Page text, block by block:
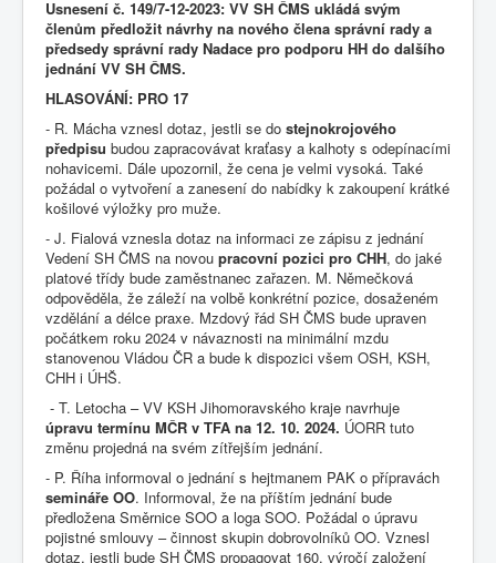
Usnesení č. 149/7-12-2023: VV SH ČMS ukládá svým
členům předložit návrhy na nového člena správní rady a
předsedy správní rady Nadace pro podporu HH do dalšího
jednání VV SH ČMS.
HLASOVÁNÍ: PRO 17
- R. Mácha vznesl dotaz, jestli se do stejnokrojového
předpisu budou zapracovávat kraťasy a kalhoty s odepínacími
nohavicemi. Dále upozornil, že cena je velmi vysoká. Také
požádal o vytvoření a zanesení do nabídky k zakoupení krátké
košilové výložky pro muže.
- J. Fialová vznesla dotaz na informaci ze zápisu z jednání
Vedení SH ČMS na novou pracovní pozici pro CHH, do jaké
platové třídy bude zaměstnanec zařazen. M. Němečková
odpověděla, že záleží na volbě konkrétní pozice, dosaženém
vzdělání a délce praxe. Mzdový řád SH ČMS bude upraven
počátkem roku 2024 v návaznosti na minimální mzdu
stanovenou Vládou ČR a bude k dispozici všem OSH, KSH,
CHH i ÚHŠ.
- T. Letocha – VV KSH Jihomoravského kraje navrhuje
úpravu termínu MČR v TFA na 12. 10. 2024. ÚORR tuto
změnu projedná na svém zítřejším jednání.
- P. Říha informoval o jednání s hejtmanem PAK o přípravách
semináře OO. Informoval, že na příštím jednání bude
předložena Směrnice SOO a loga SOO. Požádal o úpravu
pojistné smlouvy – činnost skupin dobrovolníků OO. Vznesl
dotaz, jestli bude SH ČMS propagovat 160. výročí založení